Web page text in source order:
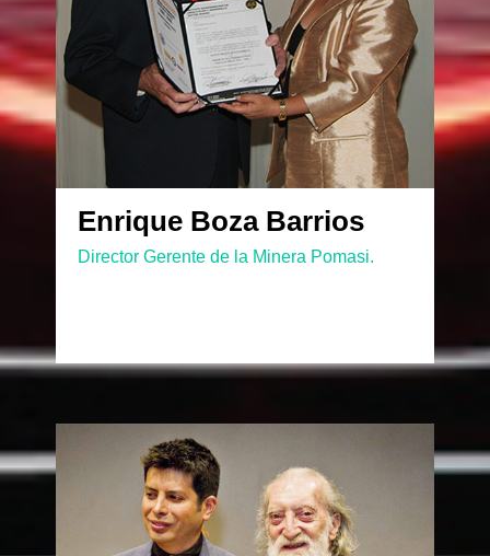
Enrique Boza Barrios
Director Gerente de la Minera Pomasi.